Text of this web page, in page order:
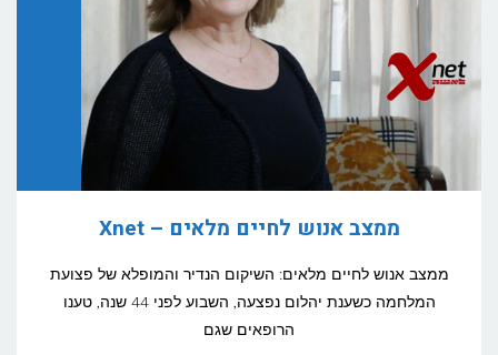
ממצב אנוש לחיים מלאים – Xnet
ממצב אנוש לחיים מלאים: השיקום הנדיר והמופלא של פצועת
המלחמה כשענת יהלום נפצעה, השבוע לפני 44 שנה, טענו
הרופאים שגם